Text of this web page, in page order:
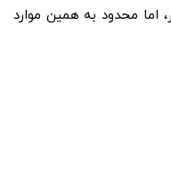
اما محدود به همین موارد